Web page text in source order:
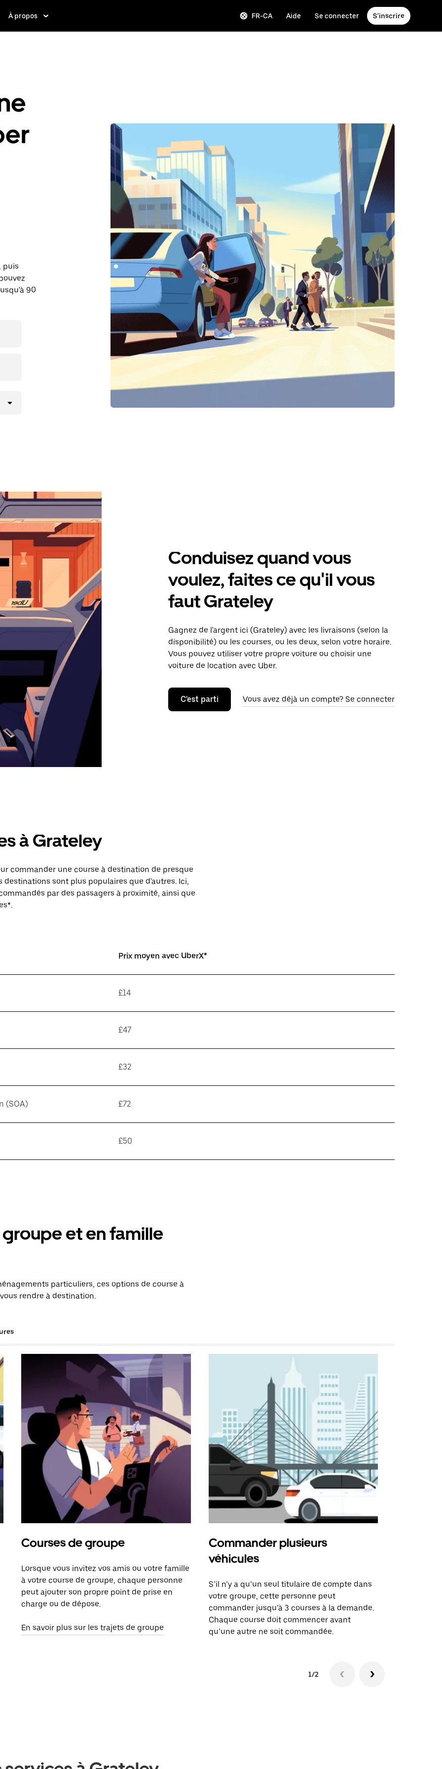
À propos FR-CA Aide Se connecter S'inscrire
puis
90
Conduisez quand vous
voulez, faites ce qu'il vous
faut Grateley
Gagnez de l'argent ici (Grateley) avec les livraisons (selon la
disponibilité) ou les courses, ou les deux, selon votre horaire.
Vous pouvez utiliser votre propre voiture ou choisir une
voiture de location avec Uber.
C'est parti Vous avez déjà un compte? Se connecter
à Grateley
commander une course à destination de presque
sont plus populaires que d'autres. Ici,
par des passagers à proximité, ainsi que
Prix moyen avec UberX*
£14
£47
£32
(SOA) £72
£50
et en famille
particuliers, ces options de course à
rendre à destination.
Courses de groupe
Lorsque vous invitez vos amis ou votre famille
à votre course de groupe, chaque personne
peut ajouter son propre point de prise en
charge ou de dépose.
En savoir plus sur les trajets de groupe
Commander plusieurs
véhicules
S’il n’y a qu’un seul titulaire de compte dans
votre groupe, cette personne peut
commander jusqu’à 3 courses à la demande.
Chaque course doit commencer avant
qu’une autre ne soit commandée.
1/2